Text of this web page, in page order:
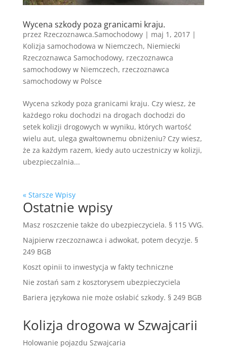
Wycena szkody poza granicami kraju.
przez Rzeczoznawca.Samochodowy| maj 1, 2017|
Kolizja samochodowa w Niemczech, Niemiecki
Rzeczoznawca Samochodowy, rzeczoznawca
samochodowy w Niemczech, rzeczoznawca
samochodowy w Polsce
Wycena szkody poza granicami kraju. Czy wiesz, że
każdego roku dochodzi na drogach dochodzi do
setek kolizji drogowych w wyniku, których wartość
wielu aut, ulega gwałtownemu obniżeniu? Czy wiesz,
że za każdym razem, kiedy auto uczestniczy w kolizji,
ubezpieczalnia...
« Starsze Wpisy
Ostatnie wpisy
Masz roszczenie także do ubezpieczyciela. § 115 VVG.
Najpierw rzeczoznawca i adwokat, potem decyzje. §
249 BGB
Koszt opinii to inwestycja w fakty techniczne
Nie zostań sam z kosztorysem ubezpieczyciela
Bariera językowa nie może osłabić szkody. § 249 BGB
Kolizja drogowa w Szwajcarii
Holowanie pojazdu Szwajcaria